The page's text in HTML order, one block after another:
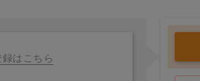
イン後表示 価格：ログイン後表示
はこちら